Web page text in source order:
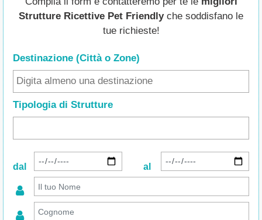
Strutture Ricettive Pet Friendlyche soddisfano le
tue richieste!
Destinazione (Città o Zone)
Tipologia di Strutture
dal al